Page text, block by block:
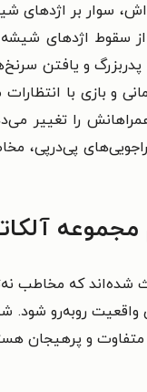
سوار بر اژدهای
سقوط اژدهای
و یافتن
و بازی با
را تغییر
پی‌درپی،
که مخاطب
روبه‌رو شود.
متفاوت و